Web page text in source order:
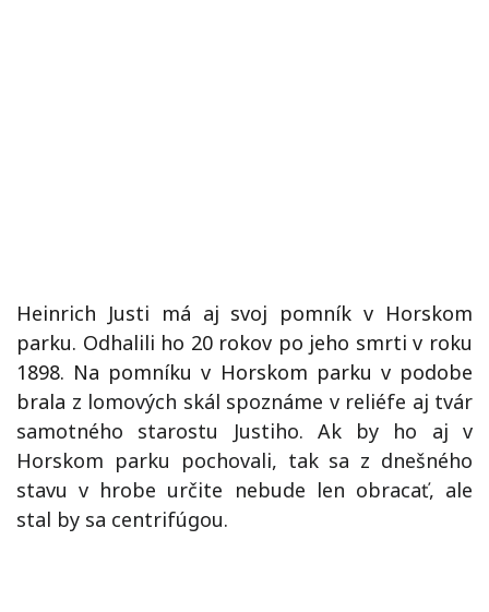
Heinrich Justi má aj svoj pomník v Horskom
parku. Odhalili ho 20 rokov po jeho smrti v roku
1898. Na pomníku v Horskom parku v podobe
brala z lomových skál spoznáme v reliéfe aj tvár
samotného starostu Justiho. Ak by ho aj v
Horskom parku pochovali, tak sa z dnešného
stavu v hrobe určite nebude len obracať, ale
stal by sa centrifúgou.